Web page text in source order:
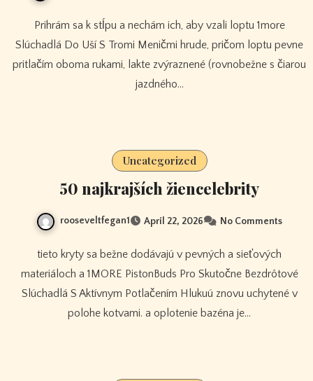
Prihrám sa k stĺpu a nechám ich, aby vzali loptu 1more
Slúchadlá Do Uší S Tromi Meničmi hrude, pričom loptu pevne
pritlačím oboma rukami, lakte zvýraznené (rovnobežne s čiarou
jazdného…
Uncategorized
50 najkrajších žiencelebrity
rooseveltfegan1 April 22, 2026 No Comments
tieto kryty sa bežne dodávajú v pevných a sieťových
materiáloch a 1MORE PistonBuds Pro Skutočne Bezdrôtové
Slúchadlá S Aktívnym Potlačením Hlukuú znovu uchytené v
polohe kotvami. a oplotenie bazéna je…